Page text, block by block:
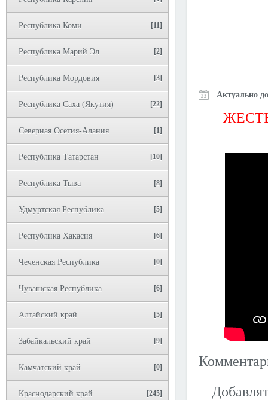
Республика Коми [11]
Республика Марий Эл [2]
Республика Мордовия [3]
Республика Саха (Якутия) [22]
Северная Осетия-Алания [1]
Республика Татарстан [10]
Республика Тыва [8]
Удмуртская Республика [5]
Республика Хакасия [6]
Чеченская Республика [0]
Чувашская Республика [6]
Алтайский край [5]
Забайкальский край [9]
Камчатский край [0]
Краснодарский край [245]
Актуально